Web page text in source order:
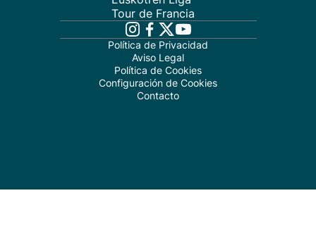
Tour de Francia
Política de Privacidad
Aviso Legal
Política de Cookies
Configuración de Cookies
Contacto